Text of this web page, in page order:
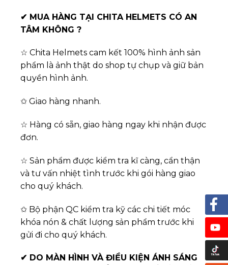
✔ MUA HÀNG TẠI CHITA HELMETS CÓ AN
TÂM KHÔNG ?
☆ Chita Helmets cam kết 100% hình ảnh sản
phẩm là ảnh thật do shop tự chụp và giữ bản
quyền hình ảnh.
✩ Giao hàng nhanh.
☆ Hàng có sẵn, giao hàng ngay khi nhận được
đơn.
☆ Sản phẩm được kiểm tra kĩ càng, cẩn thận
và tư vấn nhiệt tình trước khi gói hàng giao
cho quý khách.
✩ Bộ phận QC kiểm tra kỹ các chi tiết móc
khóa nón & chất lượng sản phẩm trước khi
gửi đi cho quý khách.
✔ DO MÀN HÌNH VÀ ĐIỀU KIỆN ÁNH SÁNG